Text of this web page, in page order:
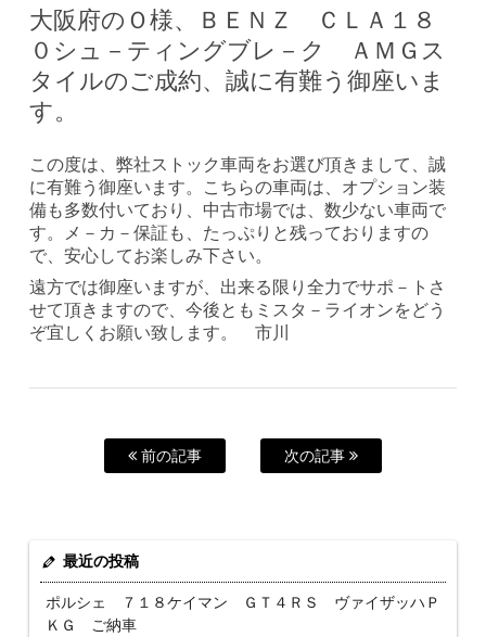
大阪府のＯ様、ＢＥＮＺ ＣＬＡ１８
０シュ－ティングブレ－ク ＡＭＧス
タイルのご成約、誠に有難う御座いま
す。
この度は、弊社ストック車両をお選び頂きまして、誠
に有難う御座います。こちらの車両は、オプション装
備も多数付いており、中古市場では、数少ない車両で
す。メ－カ－保証も、たっぷりと残っておりますの
で、安心してお楽しみ下さい。
遠方では御座いますが、出来る限り全力でサポ－トさ
せて頂きますので、今後ともミスタ－ライオンをどう
ぞ宜しくお願い致します。 市川
前の記事 次の記事
最近の投稿
ポルシェ ７１８ケイマン ＧＴ４ＲＳ ヴァイザッハＰ
ＫＧ ご納車